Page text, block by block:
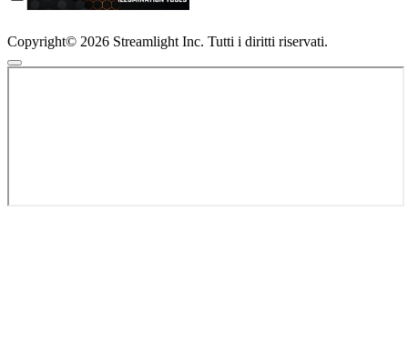
Copyright© 2026 Streamlight Inc. Tutti i diritti riservati.